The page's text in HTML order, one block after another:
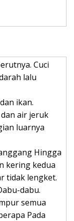
Cuci
lalu
ikan.
air jeruk
luarnya
Hingga
kering kedua
tidak lengket.
dabu.
semua
Pada